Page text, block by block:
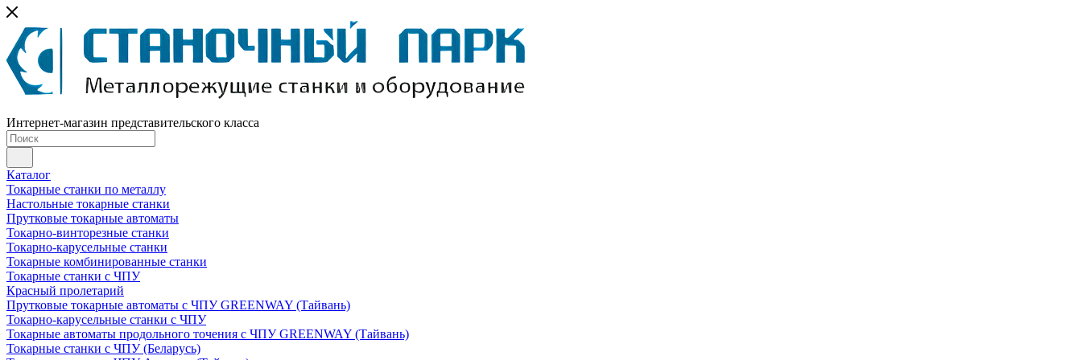
Интернет-магазин представительского класса
Каталог
Токарные станки по металлу
Настольные токарные станки
Прутковые токарные автоматы
Токарно-винторезные станки
Токарно-карусельные станки
Токарные комбинированные станки
Токарные станки с ЧПУ
Красный пролетарий
Прутковые токарные автоматы с ЧПУ GREENWAY (Тайвань)
Токарно-карусельные станки с ЧПУ
Токарные автоматы продольного точения с ЧПУ GREENWAY (Тайвань)
Токарные станки с ЧПУ (Беларусь)